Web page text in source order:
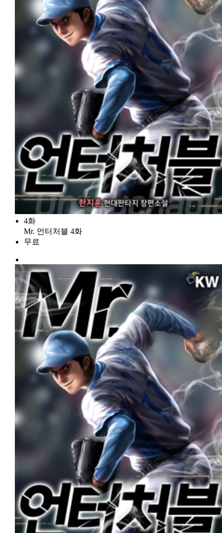
4화
Mr. 언터처블 4화
무료